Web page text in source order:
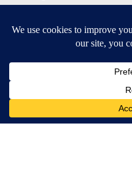
Contests & Promotions
DOWNLOAD OUR APPS
Available for